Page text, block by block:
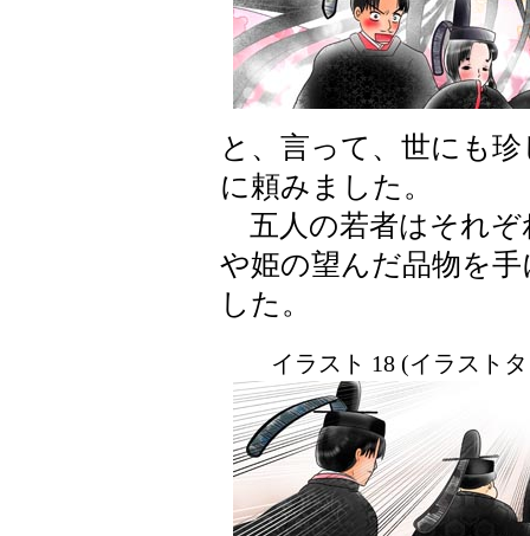
と、言って、世にも
に頼みました。
五人の若者はそれぞ
や姫の望んだ品物を
した。
イラスト 18 (イラスト